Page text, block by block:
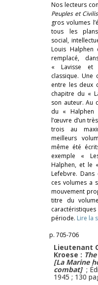
Nos lecteurs
Peuples et
gros volumes
tous les
social,
Louis Halphen
remplacé,
« Lavisse et
classique. Une
entre les deux
chapitre du «
son auteur. Au
du « Halphen
l’œuvre d’un
trois au
meilleurs
même été
exemple «
Halphen, et le
Lefebvre.
ces volumes a
mouvement
titre du
période. Lire la
p. 705-706
Lieutenant
Kroese :
[La Marine
combat] ;
1945 ; 130